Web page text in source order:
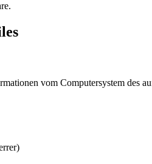
vom Computersystem des